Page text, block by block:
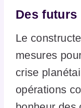
Des
Le
mesures
crise
opérations